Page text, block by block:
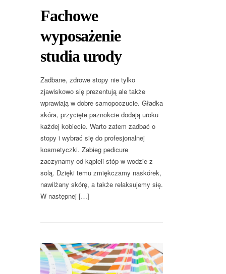
Fachowe
wyposażenie
studia urody
Zadbane, zdrowe stopy nie tylko
zjawiskowo się prezentują ale także
wprawiają w dobre samopoczucie. Gładka
skóra, przycięte paznokcie dodają uroku
każdej kobiecie. Warto zatem zadbać o
stopy i wybrać się do profesjonalnej
kosmetyczki. Zabieg pedicure
zaczynamy od kąpieli stóp w wodzie z
solą. Dzięki temu zmiękczamy naskórek,
nawilżany skórę, a także relaksujemy się.
W następnej […]